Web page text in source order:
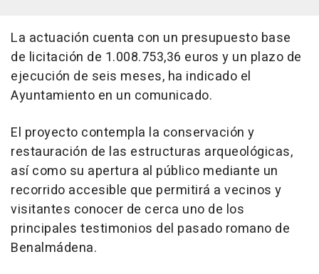
La actuación cuenta con un presupuesto base
de licitación de 1.008.753,36 euros y un plazo de
ejecución de seis meses, ha indicado el
Ayuntamiento en un comunicado.
El proyecto contempla la conservación y
restauración de las estructuras arqueológicas,
así como su apertura al público mediante un
recorrido accesible que permitirá a vecinos y
visitantes conocer de cerca uno de los
principales testimonios del pasado romano de
Benalmádena.